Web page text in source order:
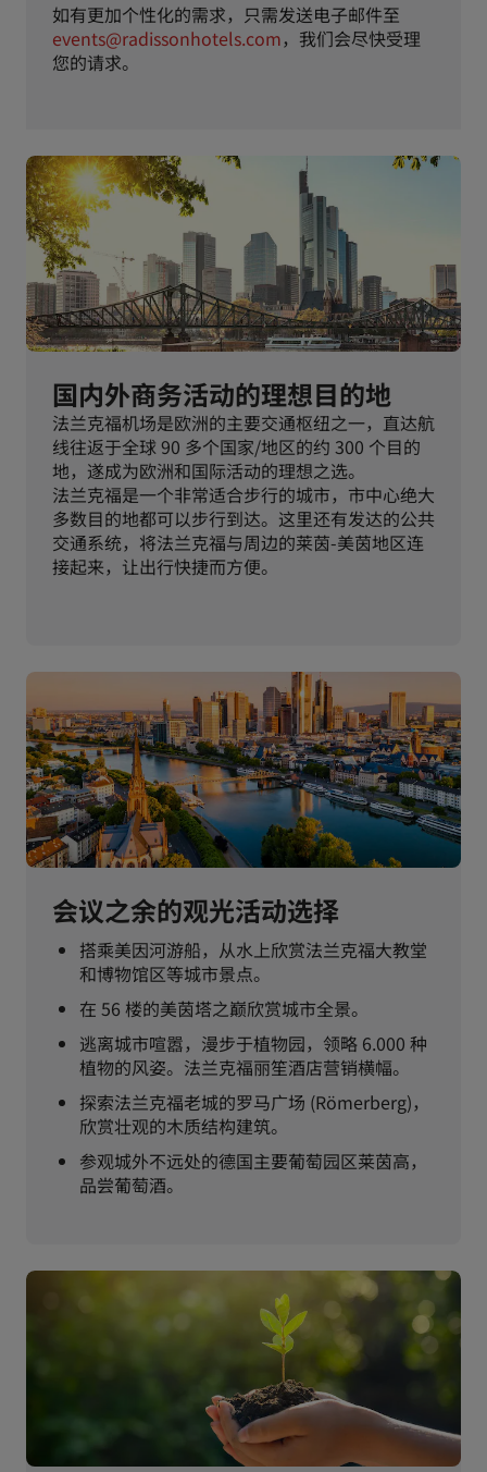
如有更加个性化的需求，只需发送电子邮件至
events@radissonhotels.com，我们会尽快受理
您的请求。
国内外商务活动的理想目的地
法兰克福机场是欧洲的主要交通枢纽之一，直达航
线往返于全球 90 多个国家/地区的约 300 个目的
地，遂成为欧洲和国际活动的理想之选。
法兰克福是一个非常适合步行的城市，市中心绝大
多数目的地都可以步行到达。这里还有发达的公共
交通系统，将法兰克福与周边的莱茵-美茵地区连
接起来，让出行快捷而方便。
会议之余的观光活动选择
搭乘美因河游船，从水上欣赏法兰克福大教堂
和博物馆区等城市景点。
在 56 楼的美茵塔之巅欣赏城市全景。
逃离城市喧嚣，漫步于植物园，领略 6.000 种
植物的风姿。法兰克福丽笙酒店营销横幅。
探索法兰克福老城的罗马广场 (Römerberg)，
欣赏壮观的木质结构建筑。
参观城外不远处的德国主要葡萄园区莱茵高，
品尝葡萄酒。